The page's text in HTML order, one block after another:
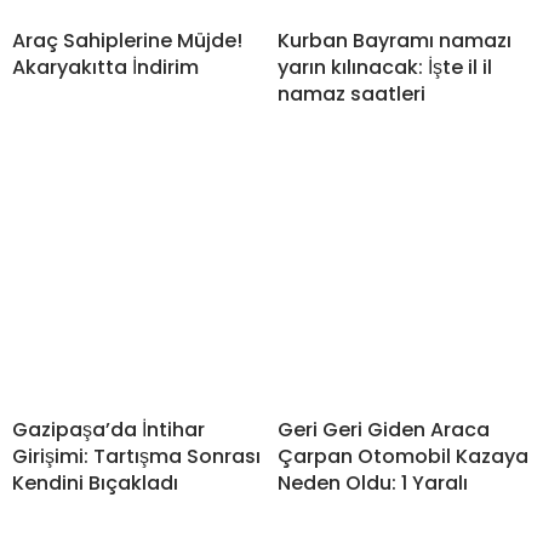
Araç Sahiplerine Müjde!
Akaryakıtta İndirim
Kurban Bayramı namazı
yarın kılınacak: İşte il il
namaz saatleri
Gazipaşa’da İntihar
Girişimi: Tartışma Sonrası
Kendini Bıçakladı
Geri Geri Giden Araca
Çarpan Otomobil Kazaya
Neden Oldu: 1 Yaralı